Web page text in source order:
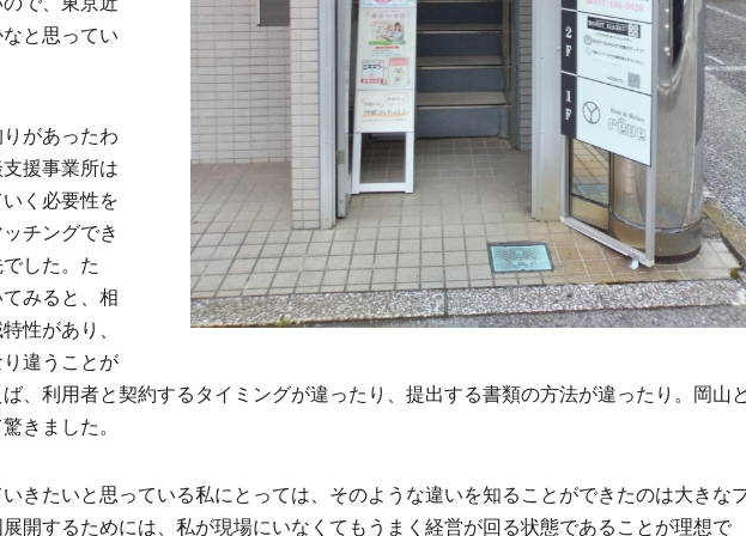
と思ってい
があったわ
援事業所は
く必要性を
チングでき
した。た
みると、相
性があり、
違うことが
、利用者と契約するタイミングが違ったり、提出する書類の方法が違ったり。岡山
きました。
きたいと思っている私にとっては、そのような違いを知ることができたのは大きな
開するためには、私が現場にいなくてもうまく経営が回る状態であることが理想で